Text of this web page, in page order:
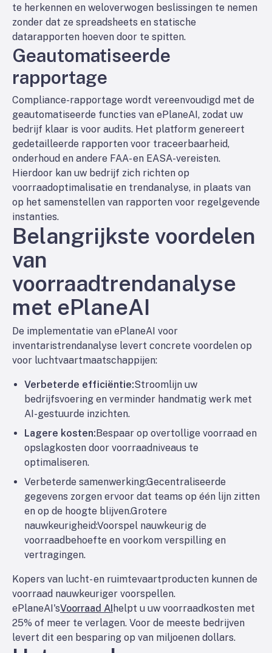
te herkennen en weloverwogen beslissingen te nemen
zonder dat ze spreadsheets en statische
datarapporten hoeven door te spitten.
Geautomatiseerde
rapportage
Compliance-rapportage wordt vereenvoudigd met de
geautomatiseerde functies van ePlaneAI, zodat uw
bedrijf klaar is voor audits. Het platform genereert
gedetailleerde rapporten voor traceerbaarheid,
onderhoud en andere FAA- en EASA-vereisten.
Hierdoor kan uw bedrijf zich richten op
voorraadoptimalisatie en trendanalyse, in plaats van
op het samenstellen van rapporten voor regelgevende
instanties.
Belangrijkste voordelen
van
voorraadtrendanalyse
met ePlaneAI
De implementatie van ePlaneAI voor
inventaristrendanalyse levert concrete voordelen op
voor luchtvaartmaatschappijen:
Verbeterde efficiëntie:Stroomlijn uw
bedrijfsvoering en verminder handmatig werk met
AI-gestuurde inzichten.
Lagere kosten: Bespaar op overtollige voorraad en
opslagkosten door voorraadniveaus te
optimaliseren.
Verbeterde samenwerking:Gecentraliseerde
gegevens zorgen ervoor dat teams op één lijn zitten
en op de hoogte blijven.Grotere
nauwkeurigheid:Voorspel nauwkeurig de
voorraadbehoefte en voorkom verspilling en
vertragingen.
Kopers van lucht- en ruimtevaartproducten kunnen de
voorraad nauwkeuriger voorspellen.
ePlaneAI'sVoorraad AI helpt u uw voorraadkosten met
25% of meer te verlagen. Voor de meeste bedrijven
levert dit een besparing op van miljoenen dollars.